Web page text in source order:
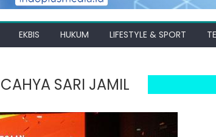
EKBIS HUKUM LIFESTYLE & SPORT
SARI JAMIL